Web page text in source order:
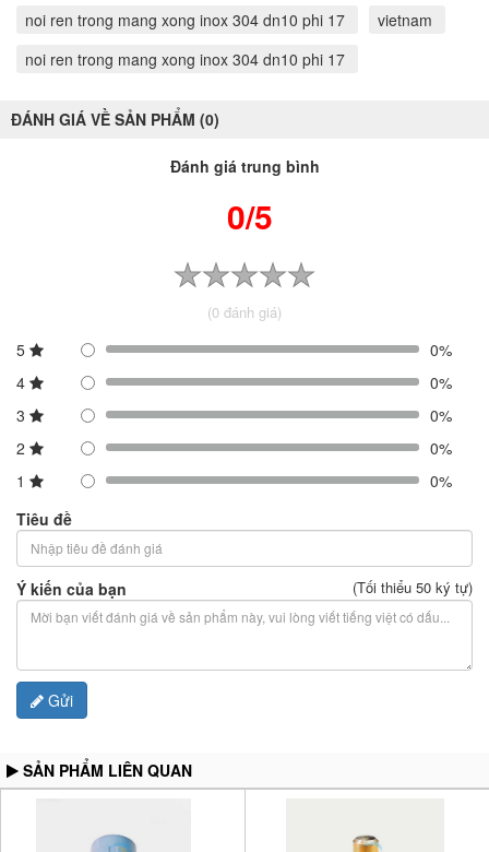
noi ren trong mang xong inox 304 dn10 phi 17
vietnam
noi ren trong mang xong inox 304 dn10 phi 17
ĐÁNH GIÁ VỀ SẢN PHẨM (0)
Đánh giá trung bình
0/5
(0 đánh giá)
5
0%
4
0%
3
0%
2
0%
1
0%
Tiêu đề
Ý kiến của bạn (Tối thiểu 50 ký tự)
Gửi
SẢN PHẨM LIÊN QUAN